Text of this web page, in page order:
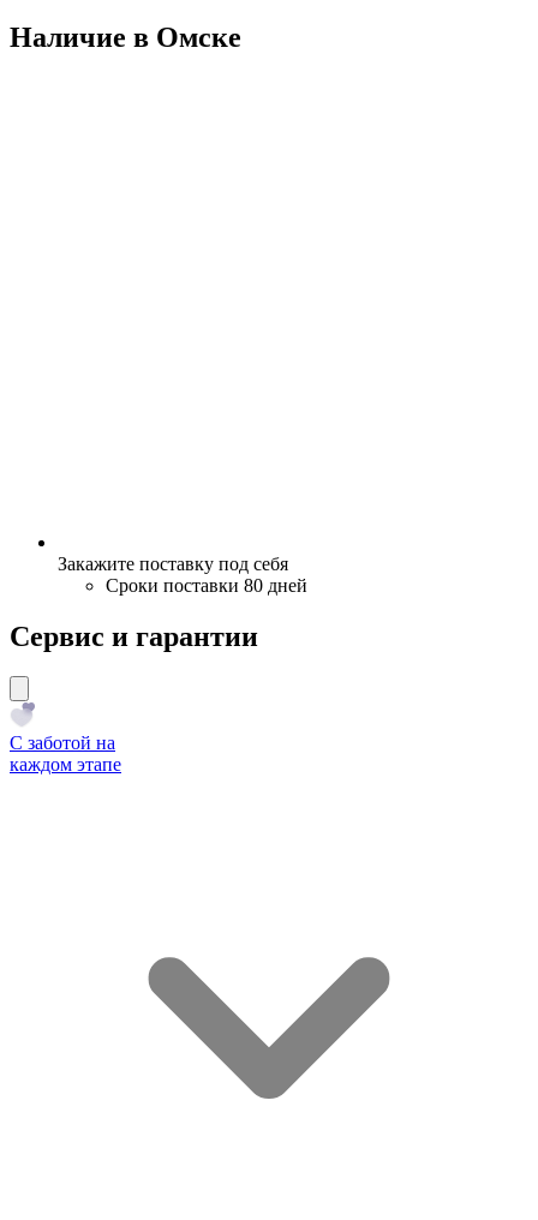
Наличие в Омскe
Закажите поставку под себя
Сроки поставки 80 дней
Сервис и гарантии
С заботой на
каждом этапе